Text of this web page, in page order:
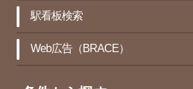
駅看板検索
Web広告（BRACE）